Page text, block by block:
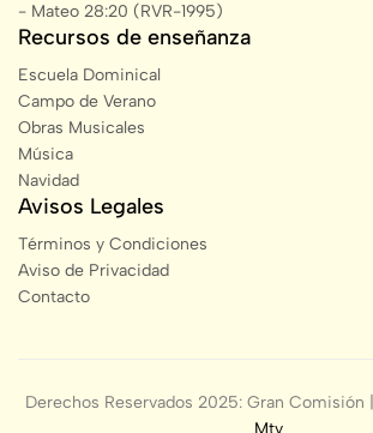
- Mateo 28:20 (RVR-1995)
Recursos de enseñanza
Escuela Dominical
Campo de Verano
Obras Musicales
Música
Navidad
Avisos Legales
Términos y Condiciones
Aviso de Privacidad
Contacto
Derechos Reservados 2025: Gran Comisión
Mty